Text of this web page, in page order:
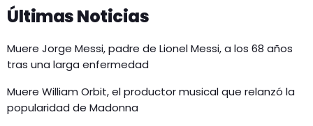
Últimas Noticias
Muere Jorge Messi, padre de Lionel Messi, a los 68 años
tras una larga enfermedad
Muere William Orbit, el productor musical que relanzó la
popularidad de Madonna